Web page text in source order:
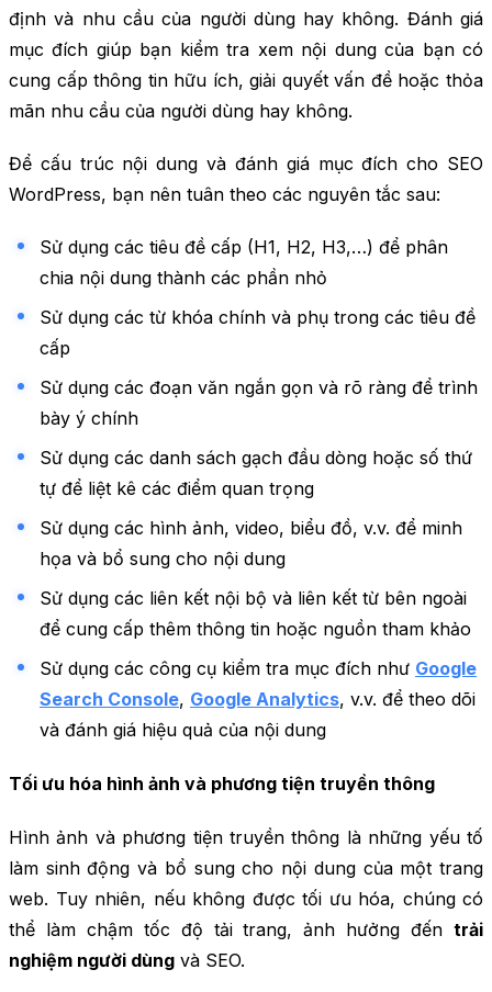
định và nhu cầu của người dùng hay không. Đánh giá
mục đích giúp bạn kiểm tra xem nội dung của bạn có
cung cấp thông tin hữu ích, giải quyết vấn đề hoặc thỏa
mãn nhu cầu của người dùng hay không.
Để cấu trúc nội dung và đánh giá mục đích cho SEO
WordPress, bạn nên tuân theo các nguyên tắc sau:
Sử dụng các tiêu đề cấp (H1, H2, H3,…) để phân
chia nội dung thành các phần nhỏ
Sử dụng các từ khóa chính và phụ trong các tiêu đề
cấp
Sử dụng các đoạn văn ngắn gọn và rõ ràng để trình
bày ý chính
Sử dụng các danh sách gạch đầu dòng hoặc số thứ
tự để liệt kê các điểm quan trọng
Sử dụng các hình ảnh, video, biểu đồ, v.v. để minh
họa và bổ sung cho nội dung
Sử dụng các liên kết nội bộ và liên kết từ bên ngoài
để cung cấp thêm thông tin hoặc nguồn tham khảo
Sử dụng các công cụ kiểm tra mục đích như Google
Search Console, Google Analytics, v.v. để theo dõi
và đánh giá hiệu quả của nội dung
Tối ưu hóa hình ảnh và phương tiện truyền thông
Hình ảnh và phương tiện truyền thông là những yếu tố
làm sinh động và bổ sung cho nội dung của một trang
web. Tuy nhiên, nếu không được tối ưu hóa, chúng có
thể làm chậm tốc độ tải trang, ảnh hưởng đến trải
nghiệm người dùng và SEO.